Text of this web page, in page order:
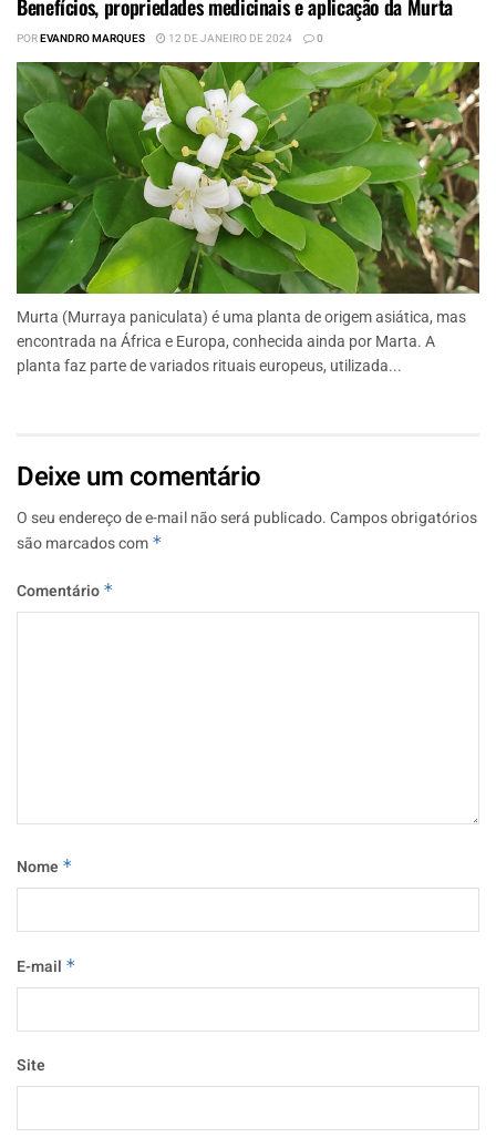
Benefícios, propriedades medicinais e aplicação da Murta
POREVANDRO MARQUES 12 DE JANEIRO DE 2024 0
Murta (Murraya paniculata) é uma planta de origem asiática, mas
encontrada na África e Europa, conhecida ainda por Marta. A
planta faz parte de variados rituais europeus, utilizada...
Deixe um comentário
O seu endereço de e-mail não será publicado.Campos obrigatórios
são marcados com *
Comentário *
Nome *
E-mail *
Site